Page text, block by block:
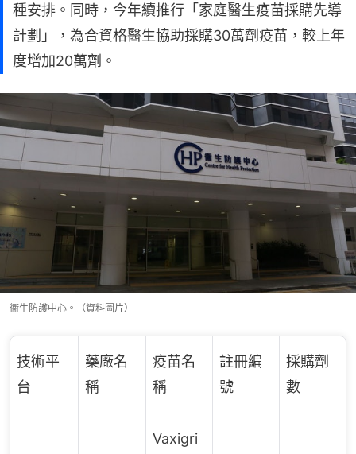
種安排。同時，今年續推行「家庭醫生疫苗採購先導
計劃」，為合資格醫生協助採購30萬劑疫苗，較上年
度增加20萬劑。
衞生防護中心。（資料圖片）
技術平
台
藥廠名
稱
疫苗名
稱
註冊編
號
採購劑
數
Vaxigri